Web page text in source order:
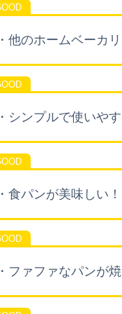
・他のホームベーカ
・シンプルで使いや
・食パンが美味しい！
・ファファなパンが